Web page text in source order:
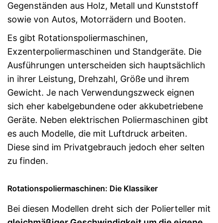
Gegenständen aus Holz, Metall und Kunststoff
sowie von Autos, Motorrädern und Booten.
Es gibt Rotationspoliermaschinen,
Exzenterpoliermaschinen und Standgeräte. Die
Ausführungen unterscheiden sich hauptsächlich
in ihrer Leistung, Drehzahl, Größe und ihrem
Gewicht. Je nach Verwendungszweck eignen
sich eher kabelgebundene oder akkubetriebene
Geräte. Neben elektrischen Poliermaschinen gibt
es auch Modelle, die mit Luftdruck arbeiten.
Diese sind im Privatgebrauch jedoch eher selten
zu finden.
Rotationspoliermaschinen: Die Klassiker
Bei diesen Modellen dreht sich der Polierteller mit